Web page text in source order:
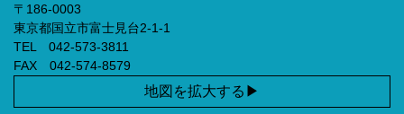
〒186-0003
東京都国立市富士見台2-1-1
TEL 042-573-3811
FAX 042-574-8579
地図を拡大する